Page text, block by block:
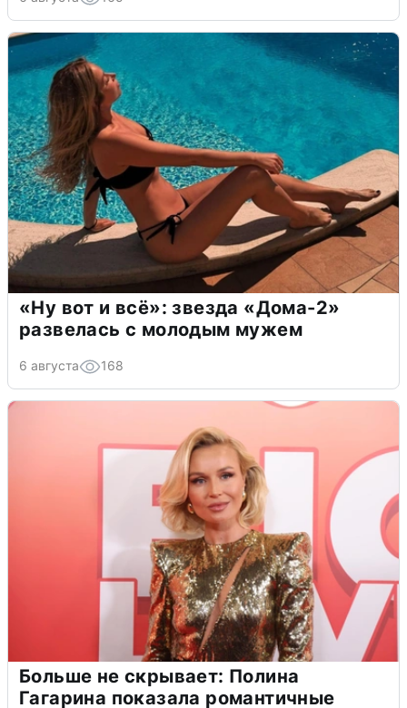
«Ну вот и всё»: звезда «Дома-2»
развелась с молодым мужем
6 августа 168
Больше не скрывает: Полина
Гагарина показала романтичные